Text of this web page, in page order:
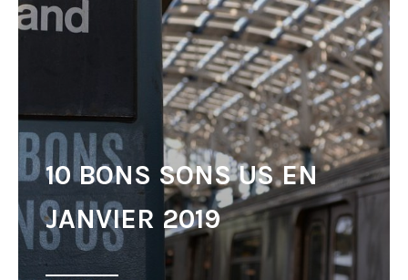
10 BONS SONS US EN
JANVIER 2019